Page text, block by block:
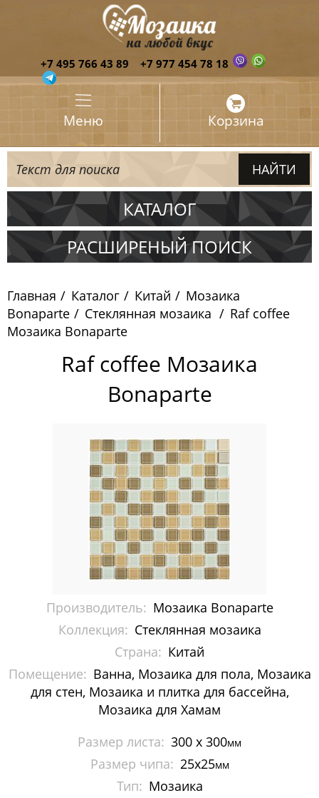
+7 495 766 43 89 +7 977 454 78 18
Меню Корзина
КАТАЛОГ
Испания
Китай
Pixelmosaic
Зеркала NS Bath
Керамогранит NSceramic
Керамогранит Staro
Мозаика ArtMoment
Мозаика Bars Crystal Mosaic
Мозаика Bonaparte
Каменная мозаика
Керамогранит
Металлическая мозаика
Мозаика стеклянная с камнем
Растяжки из мозаики
Стеклянная мозаика
РАСШИРЕНЫЙ ПОИСК
Главная Каталог Китай
Мозаика
Bonaparte
Стеклянная мозаика
Raf coffee
Мозаика Bonaparte
Raf coffee Мозаика
Bonaparte
Производитель: Мозаика Bonaparte
Коллекция: Стеклянная мозаика
Страна: Китай
Помещение: Ванна, Мозаика для пола, Мозаика
для стен, Мозаика и плитка для бассейна,
Мозаика для Хамам
Размер листа: 300 x 300мм
Размер чипа: 25x25мм
Тип: Мозаика